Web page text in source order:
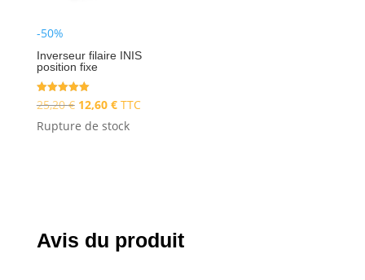
-50%
Inverseur filaire INIS
position fixe
Note
5.00
sur 5
25,20€ Le
prix
12,60 €Le
prix
TTC
Rupture de stock
Avis du produit